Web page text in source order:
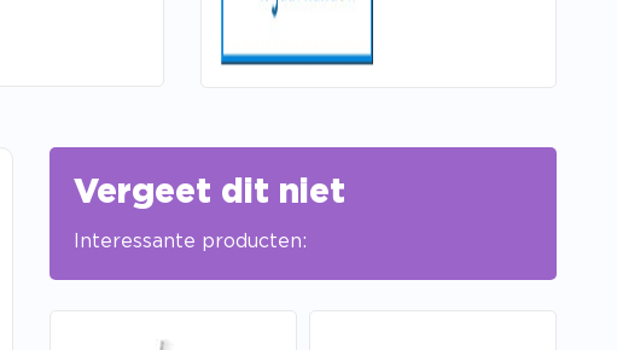
Vergeet dit niet
Interessante producten: